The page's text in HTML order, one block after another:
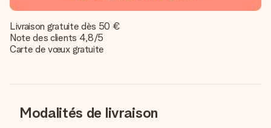
Livraison gratuite dès 50 €
Note des clients 4,8/5
Carte de vœux gratuite
Modalités de livraison